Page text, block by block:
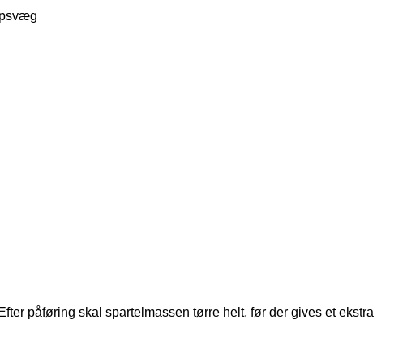
påføring skal spartelmassen tørre helt, før der gives et ekstra